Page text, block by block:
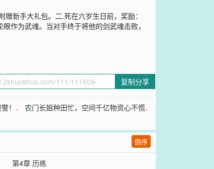
新手大礼包。二.死在六岁生日前，奖励：
作为武魂。当对手终于将他的剑武魂击败，
复制分享
！ 、农门长姐种田忙，空间千亿物资心不慌、
倒序
第4章 历练